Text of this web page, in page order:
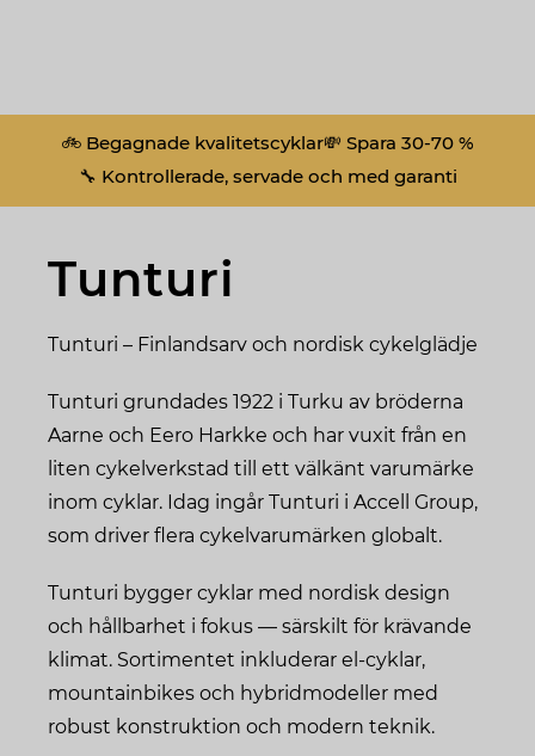
🚲 Begagnade kvalitetscyklar💸 Spara 30-70 %
🔧 Kontrollerade, servade och med garanti
Tunturi
Tunturi – Finlandsarv och nordisk cykelglädje
Tunturi grundades 1922 i Turku av bröderna
Aarne och Eero Harkke och har vuxit från en
liten cykelverkstad till ett välkänt varumärke
inom cyklar. Idag ingår Tunturi i Accell Group,
som driver flera cykelvarumärken globalt.
Tunturi bygger cyklar med nordisk design
och hållbarhet i fokus — särskilt för krävande
klimat. Sortimentet inkluderar el‑cyklar,
mountainbikes och hybridmodeller med
robust konstruktion och modern teknik.